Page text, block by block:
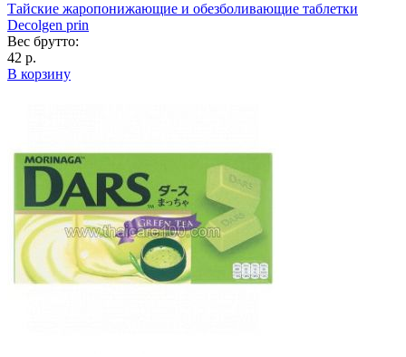
Тайские жаропонижающие и обезболивающие таблетки
Decolgen prin
Вес брутто:
42 р.
В корзину